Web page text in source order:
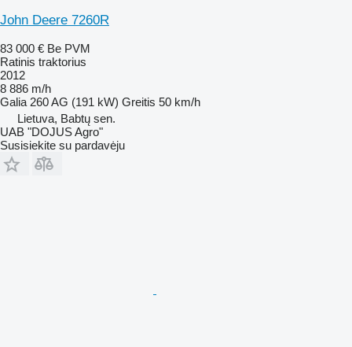
John Deere 7260R
83 000 € Be PVM
Ratinis traktorius
2012
8 886 m/h
Galia 260 AG (191 kW) Greitis 50 km/h
Lietuva, Babtų sen.
UAB "DOJUS Agro"
Susisiekite su pardavėju